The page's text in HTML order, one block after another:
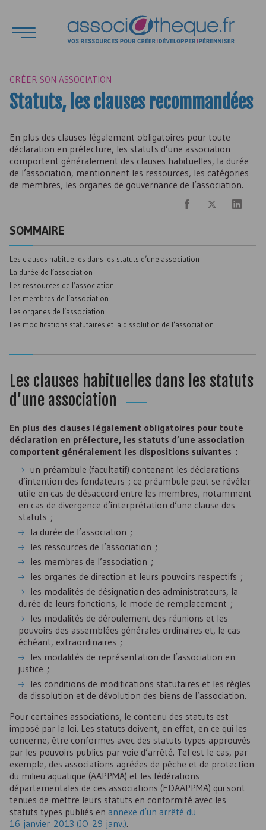
CRÉER SON ASSOCIATION
Statuts, les clauses recommandées
En plus des clauses légalement obligatoires pour toute
déclaration en préfecture, les statuts d’une association
comportent généralement des clauses habituelles, la durée
de l’association, mentionnent les ressources, les catégories
de membres, les organes de gouvernance de l’association.
SOMMAIRE
Les clauses habituelles dans les statuts d’une association
La durée de l’association
Les ressources de l’association
Les membres de l’association
Les organes de l’association
Les modifications statutaires et la dissolution de l’association
Les clauses habituelles dans les statuts
d’une association
En plus des clauses légalement obligatoires pour toute
déclaration en préfecture, les statuts d’une association
comportent généralement les dispositions suivantes :
un préambule (facultatif) contenant les déclarations
d’intention des fondateurs ; ce préambule peut se révéler
utile en cas de désaccord entre les membres, notamment
en cas de divergence d’interprétation d’une clause des
statuts ;
la durée de l’association ;
les ressources de l’association ;
les membres de l’association ;
les organes de direction et leurs pouvoirs respectifs ;
les modalités de désignation des administrateurs, la
durée de leurs fonctions, le mode de remplacement ;
les modalités de déroulement des réunions et les
pouvoirs des assemblées générales ordinaires et, le cas
échéant, extraordinaires ;
les modalités de représentation de l’association en
justice ;
les conditions de modifications statutaires et les règles
de dissolution et de dévolution des biens de l’association.
Pour certaines associations, le contenu des statuts est
imposé par la loi. Les statuts doivent, en effet, en ce qui les
concerne, être conformes avec des statuts types approuvés
par les pouvoirs publics par voie d’arrêté. Tel est le cas, par
exemple, des associations agréées de pêche et de protection
du milieu aquatique (AAPPMA) et les fédérations
départementales de ces associations (FDAAPPMA) qui sont
tenues de mettre leurs statuts en conformité avec les
statuts types publiés en annexe d’un arrêté du
16 janvier 2013 (JO 29 janv.).